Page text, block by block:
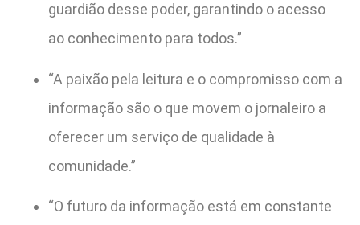
guardião desse poder, garantindo o acesso
ao conhecimento para todos.”
“A paixão pela leitura e o compromisso com a
informação são o que movem o jornaleiro a
oferecer um serviço de qualidade à
comunidade.”
“O futuro da informação está em constante